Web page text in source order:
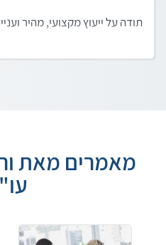
תודה על ייעוץ מקצועי, מהיר
מאמרים מאת